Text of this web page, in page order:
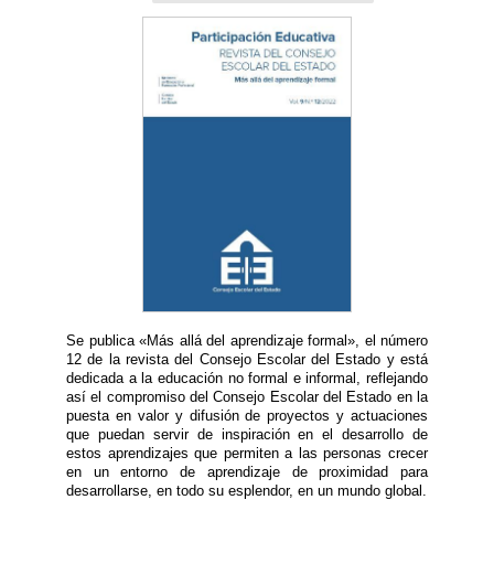
Se publica «Más allá del aprendizaje formal», el número
12 de la revista del Consejo Escolar del Estado y está
dedicada a la educación no formal e informal, reflejando
así el compromiso del Consejo Escolar del Estado en la
puesta en valor y difusión de proyectos y actuaciones
que puedan servir de inspiración en el desarrollo de
estos aprendizajes que permiten a las personas crecer
en un entorno de aprendizaje de proximidad para
desarrollarse, en todo su esplendor, en un mundo global.